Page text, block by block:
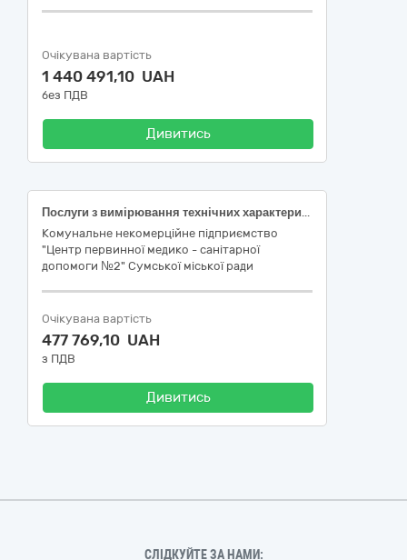
Очікувана вартість
1 440 491,10 UAH
без ПДВ
Дивитись
Послуги з вимірювання технічних характеристик та атестації засобів вимірювальної техніки в комунальному некомерційному підприємстві «Центр первинної медико-санітарної допомоги №2» Сумської міської ради за кодом ДК 021:2015 (CPV) -71630000-3
Комунальне некомерційне підприємство
"Центр первинної медико - санітарної
допомоги №2" Сумської міської ради
Очікувана вартість
477 769,10 UAH
з ПДВ
Дивитись
СЛІДКУЙТЕ ЗА НАМИ: